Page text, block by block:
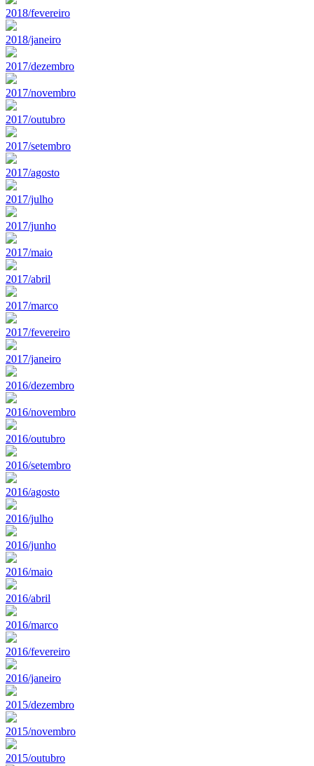
2018/fevereiro
2018/janeiro
2017/dezembro
2017/novembro
2017/outubro
2017/setembro
2017/agosto
2017/julho
2017/junho
2017/maio
2017/abril
2017/marco
2017/fevereiro
2017/janeiro
2016/dezembro
2016/novembro
2016/outubro
2016/setembro
2016/agosto
2016/julho
2016/junho
2016/maio
2016/abril
2016/marco
2016/fevereiro
2016/janeiro
2015/dezembro
2015/novembro
2015/outubro